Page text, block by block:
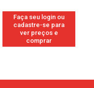
Faça seu login ou
cadastre-se para
ver preços e
comprar